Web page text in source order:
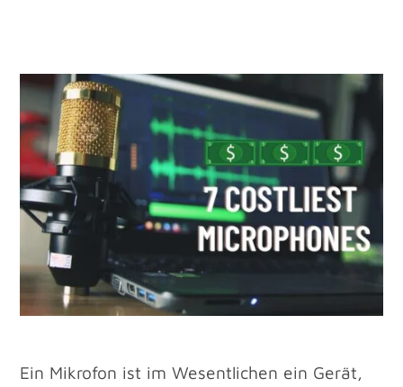
Ein Mikrofon ist im Wesentlichen ein Gerät,